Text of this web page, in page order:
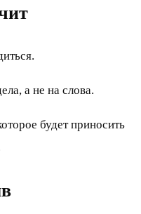
а не на слова.
будет приносить